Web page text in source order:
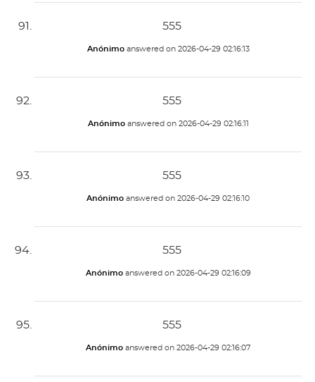
555
Anónimoanswered on 2026-04-29 02:16:13
555
Anónimoanswered on 2026-04-29 02:16:11
555
Anónimo answered on 2026-04-29 02:16:10
555
Anónimoanswered on 2026-04-29 02:16:09
555
Anónimo answered on 2026-04-29 02:16:07